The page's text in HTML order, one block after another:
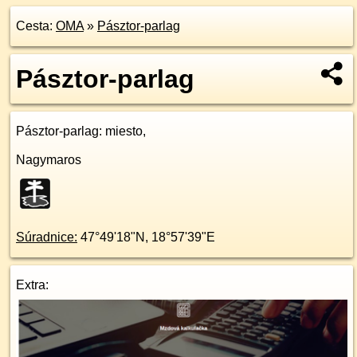
Cesta: OMA» Pásztor-parlag
Pásztor-parlag
Pásztor-parlag: miesto,
Nagymaros
Súradnice: 47°49'18"N , 18°57'39"E
Extra: